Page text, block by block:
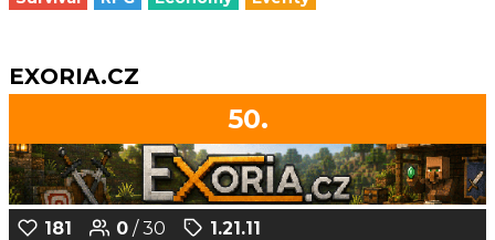
EXORIA.CZ
50.
181 0 / 30
1.21.11